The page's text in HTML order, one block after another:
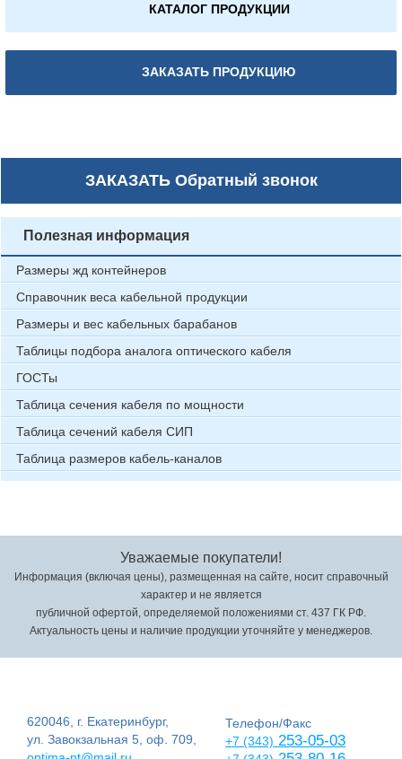
КАТАЛОГ ПРОДУКЦИИ
ЗАКАЗАТЬ ПРОДУКЦИЮ
ЗАКАЗАТЬОбратный звонок
Полезная информация
Размеры жд контейнеров
Справочник веса кабельной продукции
Размеры и вес кабельных барабанов
Таблицы подбора аналога оптического кабеля
ГОСТы
Таблица сечения кабеля по мощности
Таблица сечений кабеля СИП
Таблица размеров кабель-каналов
Уважаемые покупатели!
Информация (включая цены), размещенная на сайте, носит справочный
характер и не является
публичной офертой, определяемой положениями ст. 437 ГК РФ.
Актуальность цены и наличие продукции уточняйте у менеджеров.
620046, г. Екатеринбург,
ул. Завокзальная 5, оф. 709,
Телефон/Факс
+7 (343) 253-05-03